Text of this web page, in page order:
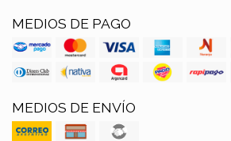
MEDIOS DE PAGO
MEDIOS DE ENVÍO